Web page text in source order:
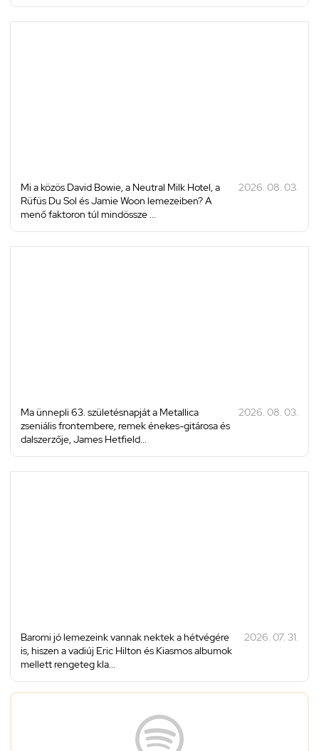
Mi a közös David Bowie, a Neutral Milk Hotel, a
Rüfüs Du Sol és Jamie Woon lemezeiben? A
menő faktoron túl mindössze ...
2026. 08. 03.
Ma ünnepli 63. születésnapját a Metallica
zseniális frontembere, remek énekes-gitárosa és
dalszerzője, James Hetfield...
2026. 08. 03.
Baromi jó lemezeink vannak nektek a hétvégére
is, hiszen a vadiúj Eric Hilton és Kiasmos albumok
mellett rengeteg kla...
2026. 07. 31.